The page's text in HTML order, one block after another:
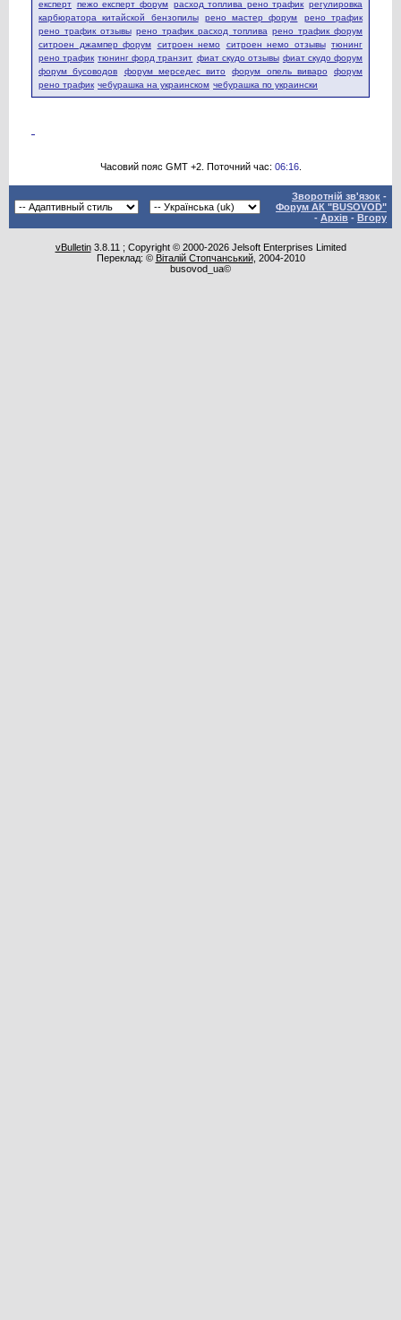
експерт пежо експерт форум расход топлива рено трафик регулировка
карбюратора китайской бензопилы
рено мастер форум
рено трафик
рено трафик отзывы рено трафик расход топлива рено трафик форум
ситроен джампер форум
ситроен немо ситроен немо отзывы тюнинг
рено трафик тюнинг форд транзит фиат скудо отзывы фиат скудо форум
форум бусоводов
форум мерседес вито форум опель виваро
форум
рено трафик чебурашка на украинском чебурашка по украински
Часовий пояс GMT +2. Поточний час: 06:16.
Зворотній зв'язок -
Форум АК "BUSOVOD"
- Архів - Вгору
vBulletin3.8.11 ; Copyright © 2000-2026 Jelsoft Enterprises Limited
Переклад: © Віталій Стопчанський, 2004-2010
busovod_ua©